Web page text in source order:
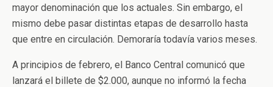
mayor denominación que los actuales. Sin embargo, el
mismo debe pasar distintas etapas de desarrollo hasta
que entre en circulación. Demoraría todavía varios meses.
A principios de febrero, el Banco Central comunicó que
lanzará el billete de $2.000, aunque no informó la fecha